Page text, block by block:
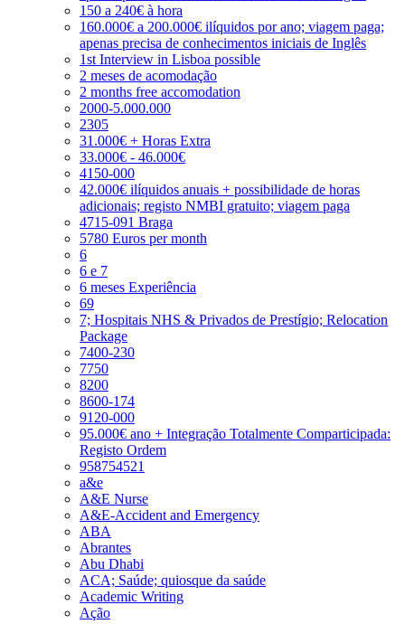
150 a 240€ à hora
160.000€ a 200.000€ ilíquidos por ano; viagem paga;
apenas precisa de conhecimentos iniciais de Inglês
1st Interview in Lisboa possible
2 meses de acomodação
2 months free accomodation
2000-5.000.000
2305
31.000€ + Horas Extra
33.000€ - 46.000€
4150-000
42.000€ ilíquidos anuais + possibilidade de horas
adicionais; registo NMBI gratuito; viagem paga
4715-091 Braga
5780 Euros per month
6
6 e 7
6 meses Experiência
69
7; Hospitais NHS & Privados de Prestígio; Relocation
Package
7400-230
7750
8200
8600-174
9120-000
95.000€ ano + Integração Totalmente Comparticipada:
Registo Ordem
958754521
a&e
A&E Nurse
A&E-Accident and Emergency
ABA
Abrantes
Abu Dhabi
ACA; Saúde; quiosque da saúde
Academic Writing
Ação